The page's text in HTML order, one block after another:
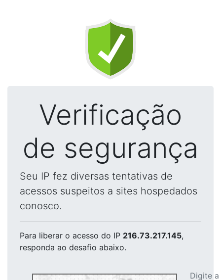
Verificação
de segurança
Seu IP fez diversas tentativas de
acessos suspeitos a sites hospedados
conosco.
Para liberar o acesso do IP 216.73.217.145,
responda ao desafio abaixo.
Digite